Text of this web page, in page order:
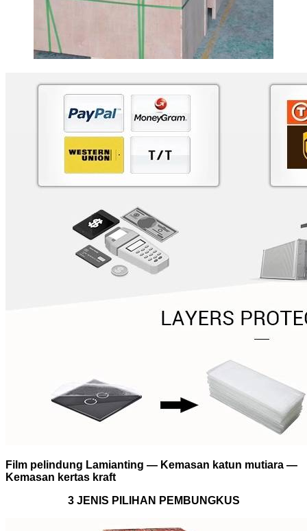
Film pelindung Lamianting — Kemasan katun mutiara —
Kemasan kertas kraft
3 JENIS PILIHAN PEMBUNGKUS